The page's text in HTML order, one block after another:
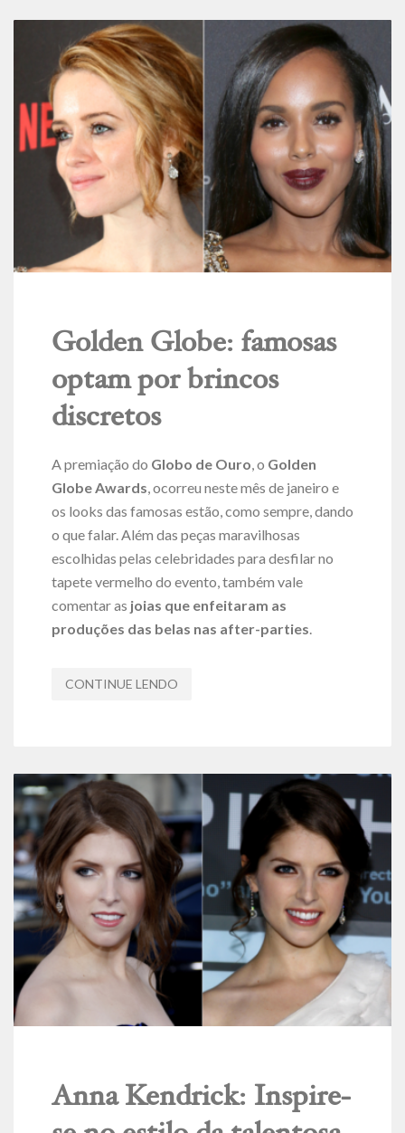
Golden Globe: famosas
optam por brincos
discretos
A premiação do Globo de Ouro, o Golden
Globe Awards, ocorreu neste mês de janeiro e
os looks das famosas estão, como sempre, dando
o que falar. Além das peças maravilhosas
escolhidas pelas celebridades para desfilar no
tapete vermelho do evento, também vale
comentar as joias que enfeitaram as
produções das belas nas after-parties.
CONTINUE LENDO
Anna Kendrick: Inspire-